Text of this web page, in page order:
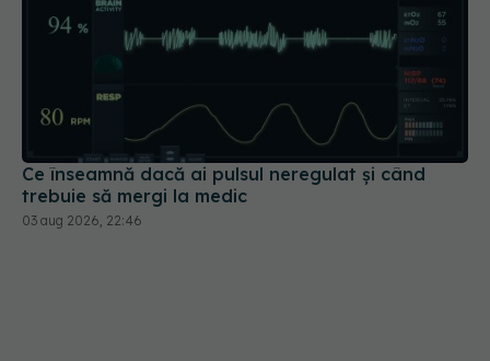
Ce înseamnă dacă ai pulsul neregulat și când
trebuie să mergi la medic